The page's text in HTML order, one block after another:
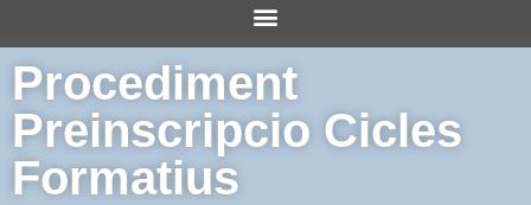
Procediment
Preinscripcio Cicles
Formatius